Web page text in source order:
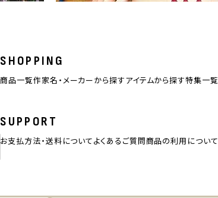
SHOPPING
商品一覧作家名・メーカーから探すアイテムから探す特集一覧
SUPPORT
お支払方法・送料についてよくあるご質問商品の利用について